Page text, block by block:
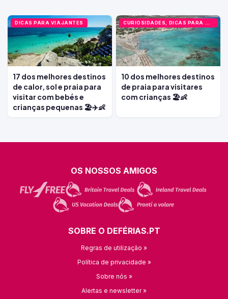
DICAS PARA VIAJANTES
17 dos melhores destinos
de calor, sol e praia para
visitar com bebés e
crianças pequenas 🏖️✈️👶
CURIOSIDADES, DICAS PARA VIAJANTES
10 dos melhores destinos
de praia para visitares
com crianças 🏖️👶
OS NOSSOS AMIGOS
SOBRE O DEFÉRIAS.PT
Regras de utilização »
Política de privacidade »
Sobre nós »
Alertas e newsletter »